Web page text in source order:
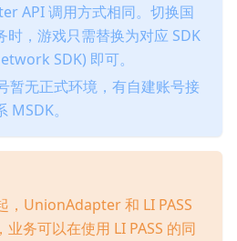
API 调用方式相同。切换国
时，游戏只需替换为对应 SDK
SDK) 即可。
暂无正式环境，有自建账号接
MSDK。
，UnionAdapter 和 LI PASS
务可以在使用 LI PASS 的同